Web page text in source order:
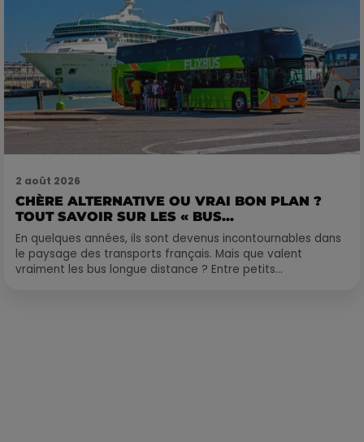
2 août 2026
CHÈRE ALTERNATIVE OU VRAI BON PLAN ?
TOUT SAVOIR SUR LES « BUS...
En quelques années, ils sont devenus incontournables dans
le paysage des transports français. Mais que valent
vraiment les bus longue distance ? Entre petits...